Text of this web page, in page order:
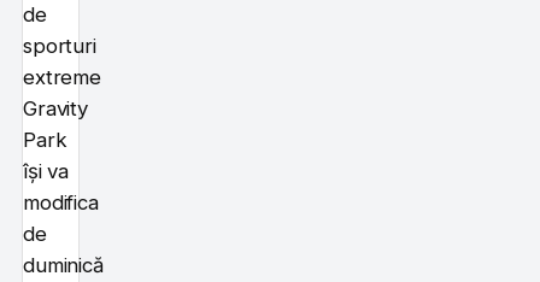
de
sporturi
extreme
Gravity
Park
își va
modifica
de
duminică